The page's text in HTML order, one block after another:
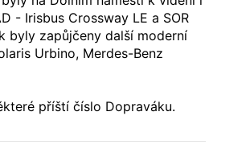
- Irisbus Crossway LE a SOR
byly zapůjčeny další moderní
Urbino, Merdes-Benz
příští číslo Dopraváku.